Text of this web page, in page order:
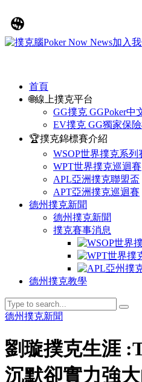
首頁
🌐線上撲克平台
GG撲克 GGPoker中
EV撲克 GG獨家保險
🏆撲克錦標賽介紹
WSOP世界撲克系列
WPT世界撲克巡迴賽
APL亞洲撲克聯盟盃
APT亞洲撲克巡迴賽
德州撲克新聞
德州撲克新聞
撲克賽事消息
德州撲克教學
德州撲克新聞
劉璇撲克生涯
沉默卻實力強